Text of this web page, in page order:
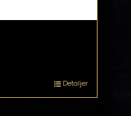
Detaljer